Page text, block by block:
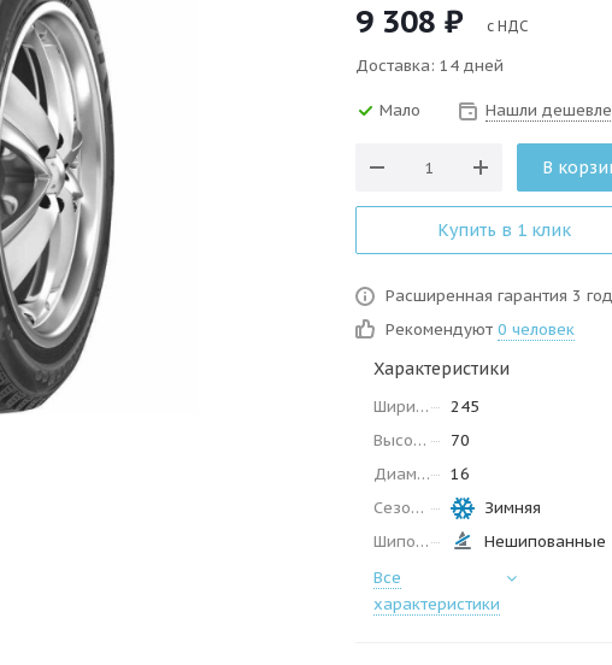
9 308 ₽ с НДС
Доставка: 14 дней
Мало Нашли
В
Купить в 1 клик
Расширенная гарантия 3
Рекомендуют 0 человек
Характеристики
Ширина
245
Высота
70
Диаметр
16
Сезон
Зимняя
Шипованные
Нешипованные
Все
характеристики